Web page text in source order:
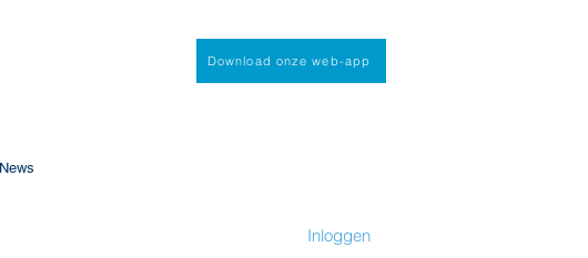
Download onze web-app
Inloggen